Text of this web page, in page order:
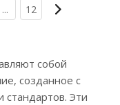
... 12
собой
созданное с
стандартов. Эти